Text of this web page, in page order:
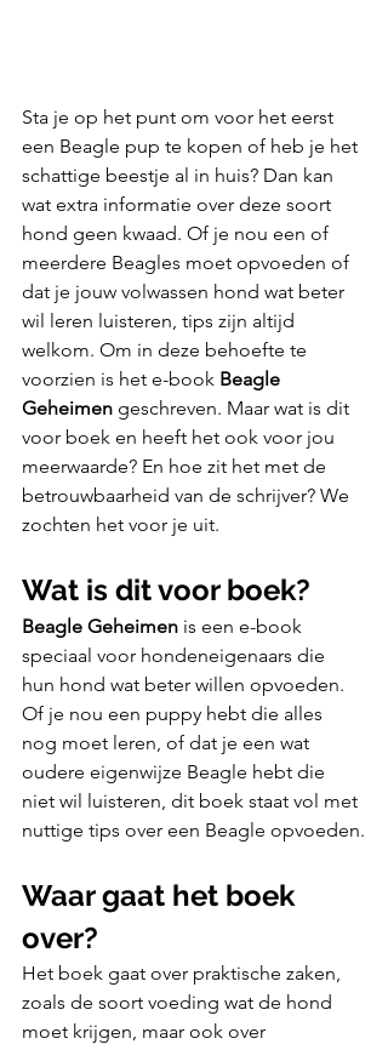
Sta je op het punt om voor het eerst
een Beagle pup te kopen of heb je het
schattige beestje al in huis? Dan kan
wat extra informatie over deze soort
hond geen kwaad. Of je nou een of
meerdere Beagles moet opvoeden of
dat je jouw volwassen hond wat beter
wil leren luisteren, tips zijn altijd
welkom. Om in deze behoefte te
voorzien is het e-book Beagle
Geheimen geschreven. Maar wat is dit
voor boek en heeft het ook voor jou
meerwaarde? En hoe zit het met de
betrouwbaarheid van de schrijver? We
zochten het voor je uit.
Wat is dit voor boek?
Beagle Geheimen is een e-book
speciaal voor hondeneigenaars die
hun hond wat beter willen opvoeden.
Of je nou een puppy hebt die alles
nog moet leren, of dat je een wat
oudere eigenwijze Beagle hebt die
niet wil luisteren, dit boek staat vol met
nuttige tips over een Beagle opvoeden.
Waar gaat het boek
over?
Het boek gaat over praktische zaken,
zoals de soort voeding wat de hond
moet krijgen, maar ook over